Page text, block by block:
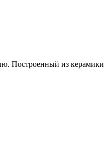
Построенный из керамики